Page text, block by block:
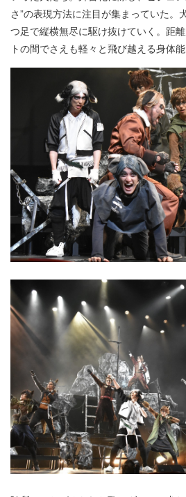
さ”の表現方法に注目が集まっていた。
つ足で縦横無尽に駆け抜けていく。距
トの間でさえも軽々と飛び越える身体